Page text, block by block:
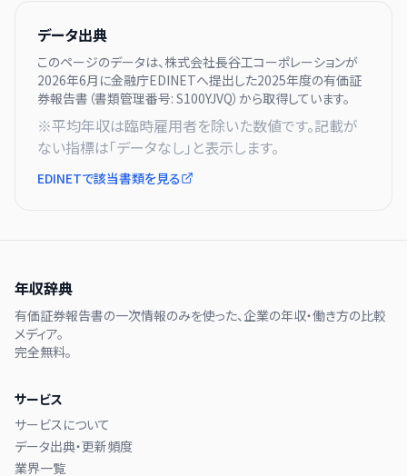
データ出典
このページのデータは、株式会社長谷工コーポレーションが
2026年6月に金融庁EDINETへ提出した2025年度の有価証
券報告書（書類管理番号: S100YJVQ）から取得しています。
※平均年収は臨時雇用者を除いた数値です。記載が
ない指標は「データなし」と表示します。
EDINETで該当書類を見る
年収辞典
有価証券報告書の一次情報のみを使った、企業の年収・働き方の比較
メディア。
完全無料。
サービス
サービスについて
データ出典・更新頻度
業界一覧